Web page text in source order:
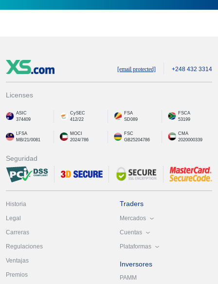
[email protected] +248 432 3314
Licenses
ASIC
374409
CySEC
412/22
FSA
SD089
FSCA
53199
LFSA
MB/21/0081
MOCI
2024/786
FSC
GB25204786
CMA
2020000339
Seguridad
Historia
Legal
Carreras
Regulaciones
Ventajas
Premios
Traders
Mercados
Cuentas
Plataformas
Inversores
PAMM